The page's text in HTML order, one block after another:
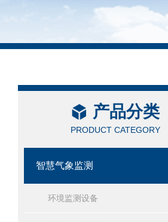
产品分类
PRODUCT CATEGORY
智慧气象监测
环境监测设备